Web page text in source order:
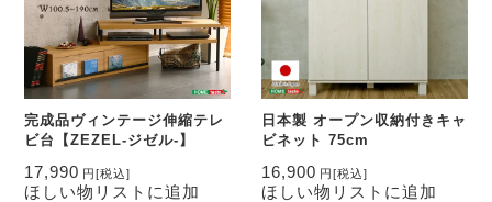
完成品ヴィンテージ伸縮テレ
ビ台【ZEZEL-ジゼル-】
17,990 円[税込]
ほしい物リストに追加
日本製 オープン収納付きキャ
ビネット 75cm
16,900 円[税込]
ほしい物リストに追加